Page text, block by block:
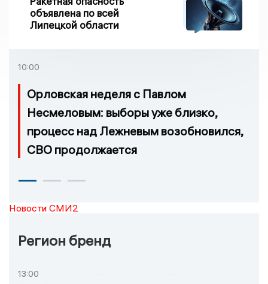
объявлена по всей
Липецкой области
10:00
Орловская неделя с Павлом
Несмеловым: выборы уже близко,
процесс над Лежневым возобновился,
СВО продолжается
Новости СМИ2
Регион бренд
13:00